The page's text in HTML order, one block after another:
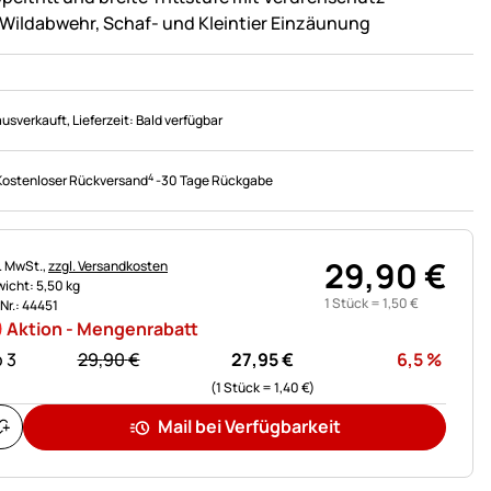
Schaf- und Kleintier Einzäunung
, Lieferzeit:Bald verfügbar
Rückversand4-30 Tage Rückgabe
MwSt.,zzgl. Versandkosten
5,50 kg
44451
29,90€
1 Stück =1,50€
Aktion - Mengenrabatt
3
statt:
29,90€ 27,95€
(1 Stück =1,40€)
6,5%
Mail bei Verfügbarkeit